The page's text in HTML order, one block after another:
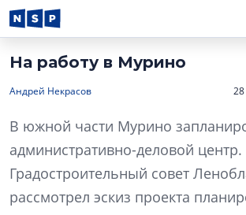
На работу в Мурино
Андрей Некрасов
В южной части Мурино
административно-деловой центр.
Градостроительный совет
рассмотрел эскиз проекта